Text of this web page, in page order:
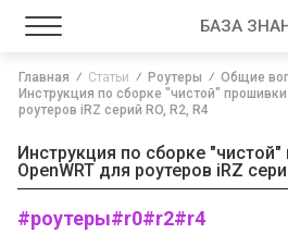
БАЗА
Главная Статьи Роутеры
Общие
Инструкция по сборке "чистой"
роутеров iRZ серий RO, R2, R4
Инструкция по сборке
OpenWRT для роутеров iRZ
#роутеры#r0#r2#r4